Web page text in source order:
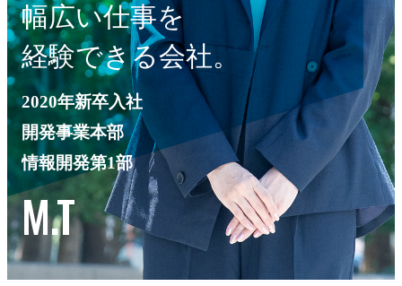
幅広い仕事を
経験できる会社。
2020年新卒入社
開発事業本部
情報開発第1部
M.T